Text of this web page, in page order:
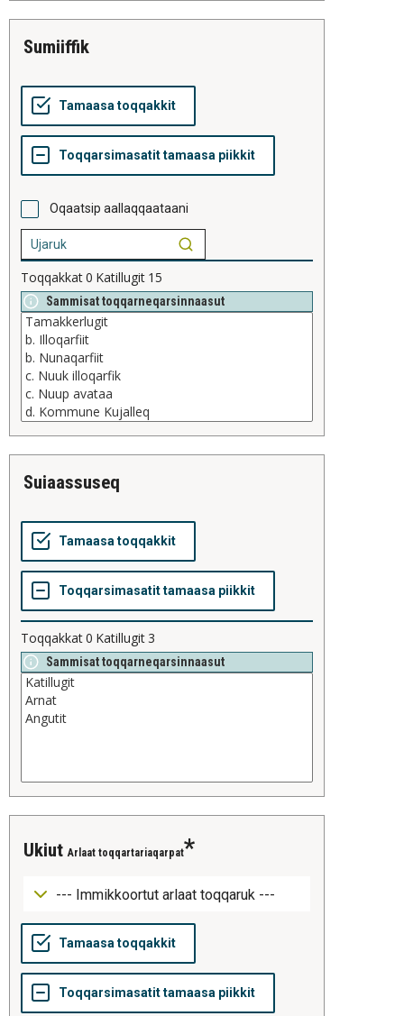
sumiiffik
Oqaatsip aallaqqaataani
Toqqakkat0 Katillugit 15
Sammisat toqqarneqarsinnaasut
suiaassuseq
Toqqakkat0 Katillugit3
Sammisat toqqarneqarsinnaasut
ukiut Arlaat toqqartariaqarpat